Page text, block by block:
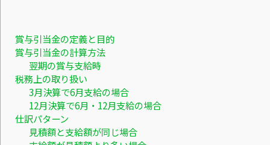
賞与引当金の定義と目的
賞与引当金の計算方法
翌期の賞与支給時
税務上の取り扱い
3月決算で6月支給の場合
12月決算で6月・12月支給の場合
仕訳パターン
見積額と支給額が同じ場合